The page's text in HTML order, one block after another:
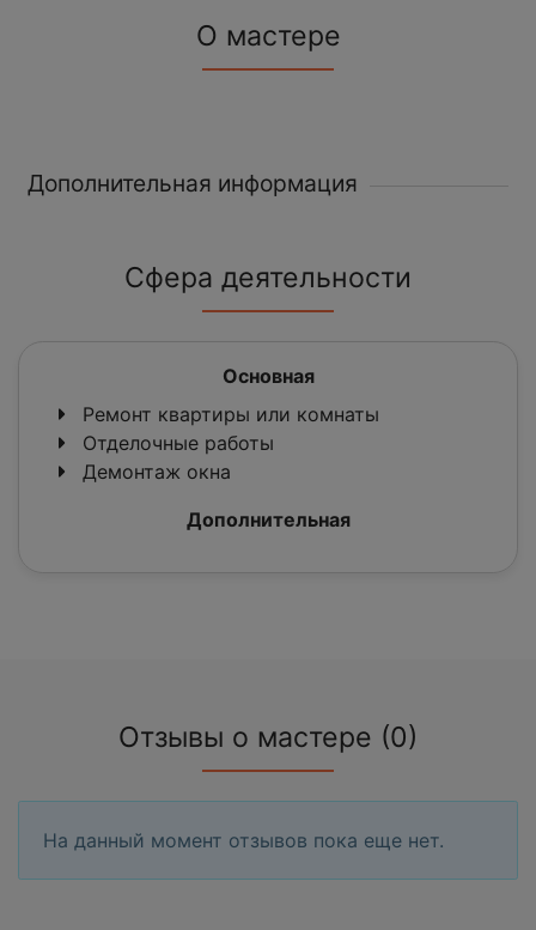
О мастере
Дополнительная информация
Сфера деятельности
Основная
Ремонт квартиры или комнаты
Отделочные работы
Демонтаж окна
Дополнительная
Отзывы о мастере (0)
На данный момент отзывов пока еще нет.